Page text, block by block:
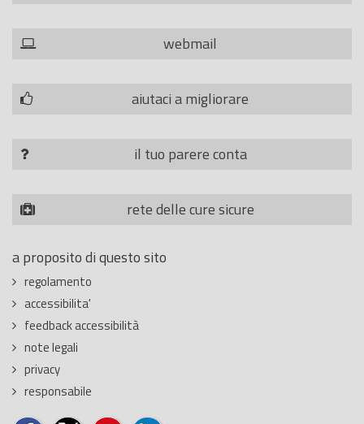
webmail
aiutaci a migliorare
il tuo parere conta
rete delle cure sicure
a proposito di questo sito
regolamento
accessibilita'
feedback accessibilità
note legali
privacy
responsabile